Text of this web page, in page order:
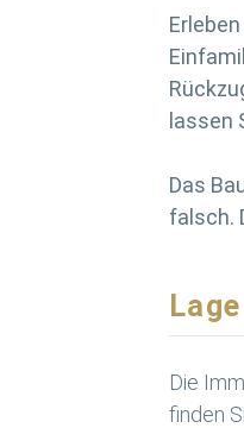
lassen
Das
falsch.
Die
finden